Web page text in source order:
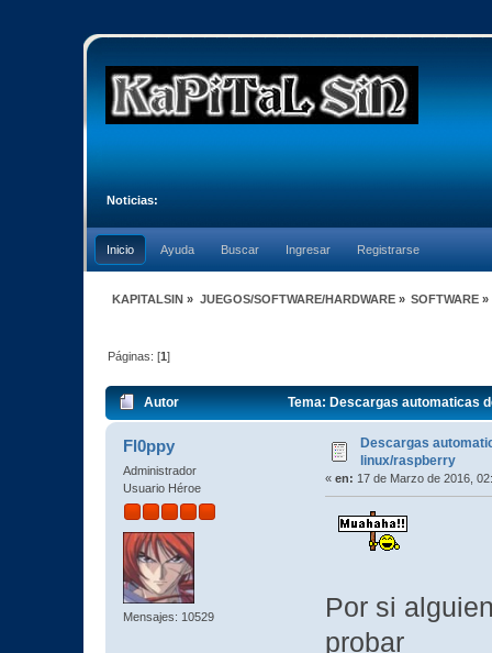
Noticias:
Inicio Ayuda Buscar Ingresar Registrarse
KAPITALSIN » JUEGOS/SOFTWARE/HARDWARE» SOFTWARE»
Páginas: [1]
Autor Tema: Descargas automaticas
Fl0ppy
Administrador
Usuario Héroe
Mensajes: 10529
Descargas
linux/raspberry
« en: 17 de Marzo de 2016,
Por si
probar